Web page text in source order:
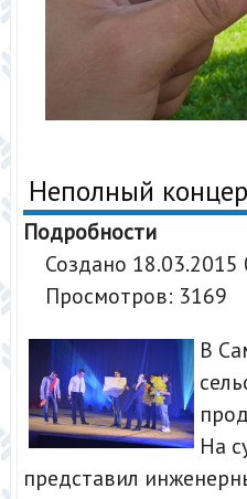
Неполный
Подробности
Создано 18.03.2015
Просмотров: 3169
В
На
представил